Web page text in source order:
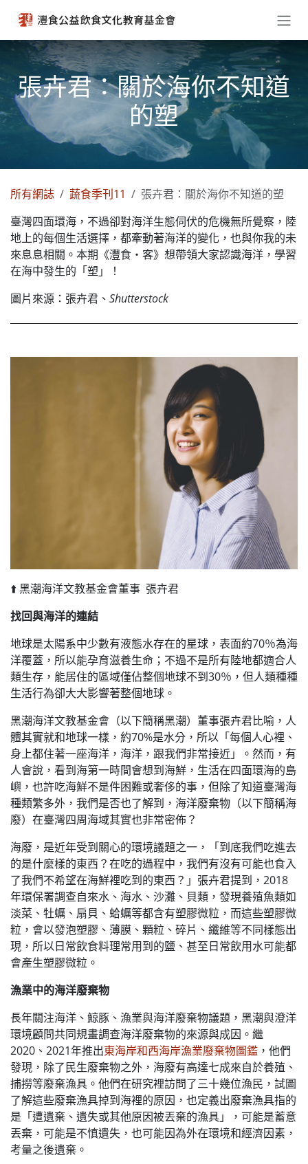
張卉君：關於海你不知道
的塑
所有網誌 蔬食季刊11
張卉君：關於海你不知道的塑
臺灣四面環海，不過卻對海洋生態伺伏的危機無所覺察，陸
地上的每個生活選擇，都牽動著海洋的變化，也與你我的未
來息息相關。本期《灃食・客》想帶領大家認識海洋，學習
在海中發生的「塑」！
圖片來源：張卉君、 Shutterstock
⬆️ 黑潮海洋文教基金會董事 張卉君
找回與海洋的連結
地球是太陽系中少數有液態水存在的星球，表面約70％為海
洋覆蓋，所以能孕育滋養生命；不過不是所有陸地都適合人
類生存，能居住的區域僅佔整個地球不到30％，但人類種種
生活行為卻大大影響著整個地球。
黑潮海洋文教基金會（以下簡稱黑潮）董事張卉君比喻，人
體其實就和地球一樣，約70%是水分，所以「每個人心裡、
身上都住著一座海洋，海洋，跟我們非常接近」。然而，有
人會說，看到海第一時間會想到海鮮，生活在四面環海的島
嶼，也許吃海鮮不是件困難或奢侈的事，但除了知道臺灣海
種類繁多外，我們是否也了解到，海洋廢棄物（以下簡稱海
廢）在臺灣四周海域其實也非常密佈？
海廢，是近年受到關心的環境議題之一，「到底我們吃進去
的是什麼樣的東西？在吃的過程中，我們有沒有可能也食入
了我們不希望在海鮮裡吃到的東西？」張卉君提到，2018
年環保署調查自來水、海水、沙灘、貝類，發現養殖魚類如
淡菜、牡蠣、扇貝、蛤蠣等都含有塑膠微粒，而這些塑膠微
粒，會以發泡塑膠、薄膜、顆粒、碎片、纖維等不同樣態出
現，所以日常飲食料理常用到的鹽、甚至日常飲用水可能都
會產生塑膠微粒。
漁業中的海洋廢棄物
長年關注海洋、鯨豚、漁業與海洋廢棄物議題，黑潮與澄洋
環境顧問共同規畫調查海洋廢棄物的來源與成因。繼
2020、2021年推出東海岸和西海岸漁業廢棄物圖鑑 ，他們
發現，除了民生廢棄物之外，海廢有高達七成來自於養殖、
捕撈等廢棄漁具。他們在研究裡訪問了三十幾位漁民，試圖
了解這些廢棄漁具掉到海裡的原因，也定義出廢棄漁具指的
是「遭遺棄、遺失或其他原因被丟棄的漁具」，可能是蓄意
丟棄，可能是不慎遺失，也可能因為外在環境和經濟因素，
考量之後遺棄。